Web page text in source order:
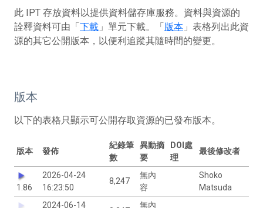
此 IPT 存放資料以提供資料儲存庫服務。資料與資源的
詮釋資料可由「下載 」單元下載。「版本 」表格列出此資
源的其它公開版本，以便利追蹤其隨時間的變更。
版本
以下的表格只顯示可公開存取資源的已發布版本。
版本 發佈
紀錄筆
數
異動摘
要
DOI處
理
最後修改者
1.86
2026-04-24
16:23:50
8,247
無內
容
Shoko
Matsuda
2024-06-14
無內